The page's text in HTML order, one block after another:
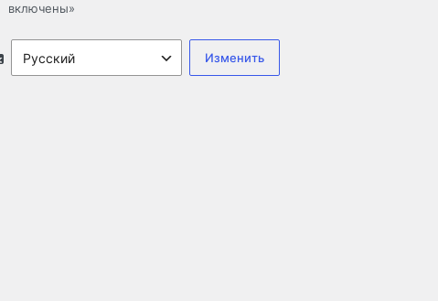
включены»
Язык